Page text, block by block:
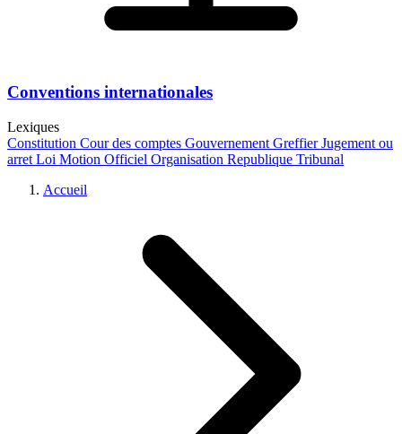
Conventions internationales
Lexiques
Constitution Cour des comptes Gouvernement GreffierJugement ou
arret Loi Motion Officiel Organisation Republique Tribunal
Accueil